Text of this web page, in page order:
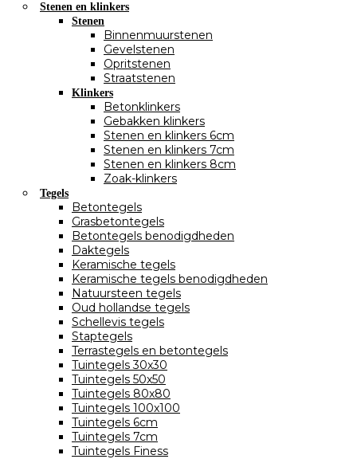
Stenen en klinkers
Stenen
Binnenmuurstenen
Gevelstenen
Opritstenen
Straatstenen
Klinkers
Betonklinkers
Gebakken klinkers
Stenen en klinkers 6cm
Stenen en klinkers 7cm
Stenen en klinkers 8cm
Zoak-klinkers
Tegels
Betontegels
Grasbetontegels
Betontegels benodigdheden
Daktegels
Keramische tegels
Keramische tegels benodigdheden
Natuursteen tegels
Oud hollandse tegels
Schellevis tegels
Staptegels
Terrastegels en betontegels
Tuintegels 30x30
Tuintegels 50x50
Tuintegels 80x80
Tuintegels 100x100
Tuintegels 6cm
Tuintegels 7cm
Tuintegels Finess